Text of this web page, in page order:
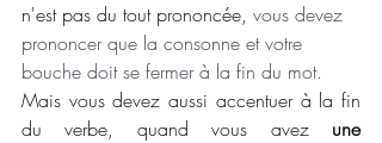
n'est pas du tout prononcée, vous devez
prononcer que la consonne et votre
bouche doit se fermer à la fin du mot.
Mais vous devez aussi accentuer à la fin
du verbe, quand vous avez une